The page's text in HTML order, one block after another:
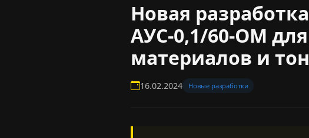
Новая
АУС-0,1/60-ОМ
материалов и
16.02.2024 Новые разработки